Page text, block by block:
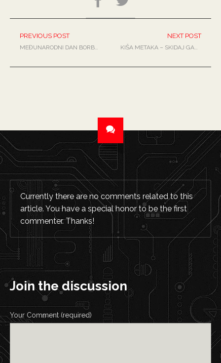
PREVIOUS POST
MEĐUNARODNI DAN BORBE PROTIV NASILJA NAD ŽENAMA
NEXT POST
KIŠA METAKA – SKIDAJ GAĆE (VIDEO)
Currently there are no comments related to this
article. You have a special honor to be the first
commenter. Thanks!
Join the discussion
Your Comment (required)